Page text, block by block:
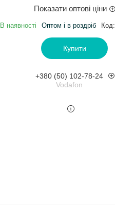
Показати оптові ціни
В наявності Оптом і в роздріб Код:
Купити
+380 (50) 102-78-24
Vodafon